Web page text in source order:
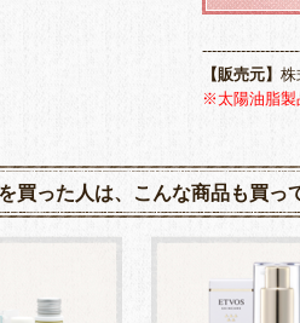
【販売元】 株
※太陽油脂製
買った人は、こんな商品も買っ